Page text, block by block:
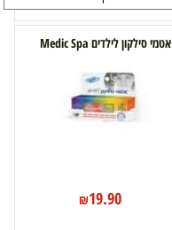
אטמי סילקון לילדים Medic Spa
₪19.90